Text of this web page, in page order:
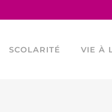
SCOLARITÉ VIE À